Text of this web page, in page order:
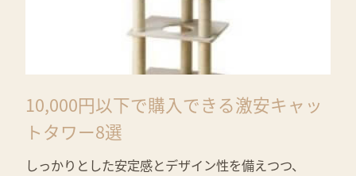
10,000円以下で購入できる激安キャッ
トタワー8選
しっかりとした安定感とデザイン性を備えつつ、